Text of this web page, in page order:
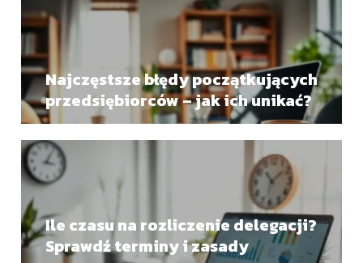
Najczęstsze błędy początkujących
przedsiębiorców – jak ich unikać?
Ile czasu na rozliczenie delegacji?
Sprawdź terminy i zasady